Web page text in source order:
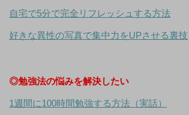
自宅で5分で完全リフレッシュする方法
好きな異性の写真で集中力をUPさせる裏技
◎勉強法の悩みを解決したい
1週間に100時間勉強する方法（実話）